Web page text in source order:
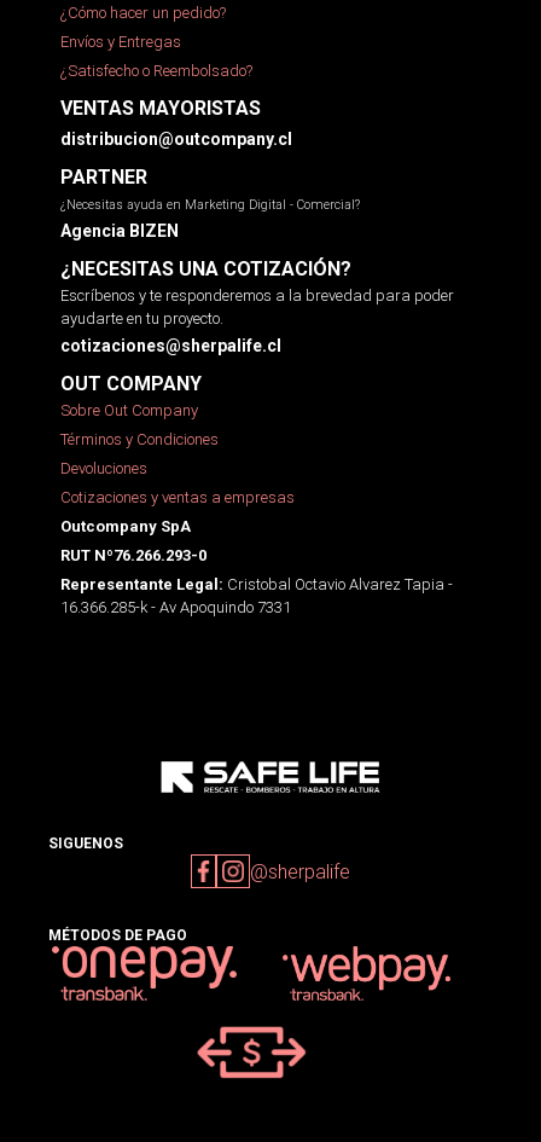
¿Cómo hacer un pedido?
Envíos y Entregas
¿Satisfecho o Reembolsado?
VENTAS MAYORISTAS
distribucion@outcompany.cl
PARTNER
¿Necesitas ayuda en Marketing Digital - Comercial?
Agencia BIZEN
¿NECESITAS UNA COTIZACIÓN?
Escríbenos y te responderemos a la brevedad para poder
ayudarte en tu proyecto.
cotizaciones@sherpalife.cl
OUT COMPANY
Sobre Out Company
Términos y Condiciones
Devoluciones
Cotizaciones y ventas a empresas
Outcompany SpA
RUT Nº76.266.293-0
Representante Legal: Cristobal Octavio Alvarez Tapia -
16.366.285-k - Av Apoquindo 7331
SIGUENOS
@sherpalife
MÉTODOS DE PAGO